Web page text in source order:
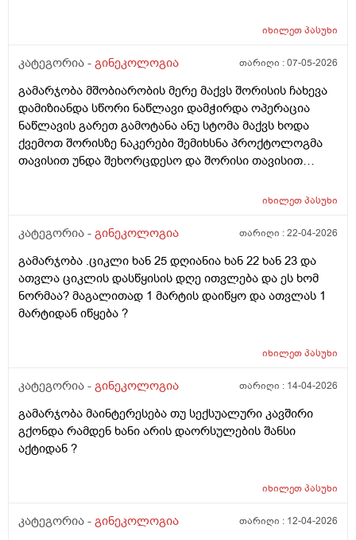
იხილეთპასუხი
კატეგორია - გინეკოლოგია თარიღი :07-05-2026
გამარჯობა მშობიარობის მერე მაქვს შორისის ჩახევა
დამიზიანდა სწორი ნაწლავი დამჭირდა ოპერაცია
ნაწლავის გარეთ გამოტანა ანუ სტომა მაქვს ხოდა
ქვემოთ შორისზე ნაკერები შემიხსნა პროქტოლოგმა
თავისით უნდა შეხორცდესო და შორისი თავისით
იხილეთპასუხი
კატეგორია - გინეკოლოგია თარიღი :22-04-2026
გამარჯობა .ციკლი ხან 25 დღიანია ხან 22 ხან 23 და
ათვლა ციკლის დასწყისის დღე ითვლება და ეს ხომ
ნორმაა? მაგალითად 1 მარტის დაიწყო და ათვლას 1
მარტიდან იწყება ?
იხილეთპასუხი
კატეგორია - გინეკოლოგია თარიღი : 14-04-2026
გამარჯობა მაინტერესება თუ სექსუალური კავშირი
გქონდა რამდენ ხანი არის დაორსულების შანსი
აქტიდან ?
იხილეთპასუხი
კატეგორია - გინეკოლოგია თარიღი : 12-04-2026